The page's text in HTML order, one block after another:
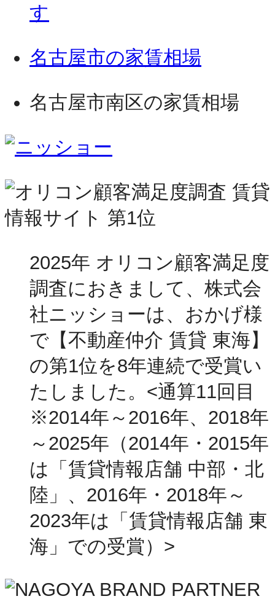
す
名古屋市の家賃相場
名古屋市南区の家賃相場
2025年 オリコン顧客満足度
調査におきまして、株式会
社ニッショーは、おかげ様
で【不動産仲介 賃貸 東海】
の第1位を8年連続で受賞い
たしました。<通算11回目
※2014年～2016年、2018年
～2025年（2014年・2015年
は「賃貸情報店舗 中部・北
陸」、2016年・2018年～
2023年は「賃貸情報店舗 東
海」での受賞）>